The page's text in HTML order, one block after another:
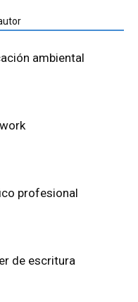
ambiental
profesional
de escritura